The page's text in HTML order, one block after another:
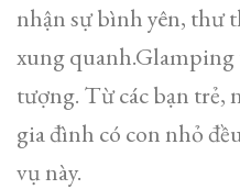
nhận sự bình yên, thư
xung
tượng. Từ các bạn
gia đình có con nhỏ
vụ này.